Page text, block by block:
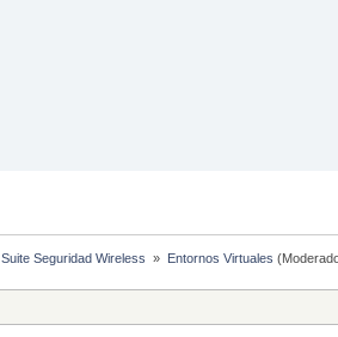
Suite Seguridad Wireless » Entornos Virtuales